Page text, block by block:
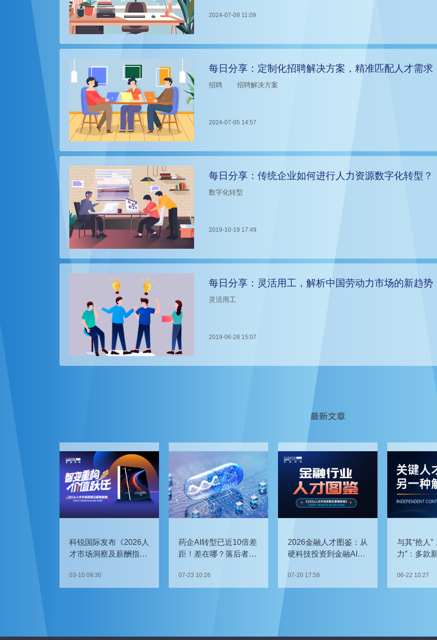
2024-07-09 11:09
每日分享：定制化招聘解决方案，精准匹配人才需求
招聘 招聘解决方案
2024-07-05 14:57
每日分享：传统企业如何进行人力资源数字化转型？
数字化转型
2019-10-19 17:49
每日分享：灵活用工，解析中国劳动力市场的新趋势
灵活用工
2019-06-28 15:07
最新文章
科锐国际发布《2026人
才市场洞察及薪酬指
03-10 09:30
药企AI转型已近10倍差
距！差在哪？落后者该
07-23 10:26
2026金融人才图鉴：从
硬科技投资到金融AI，
单？
07-20 17:58
与其“抢人”
力”：多款
关键人才？
06-22 10:27